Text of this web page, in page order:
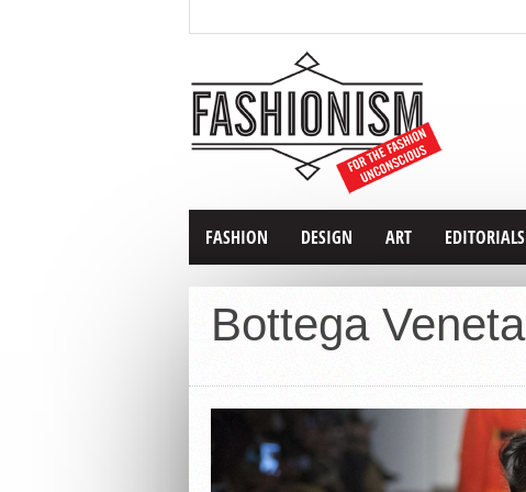
FASHION DESIGN ART EDITORIALS
Bottega Veneta